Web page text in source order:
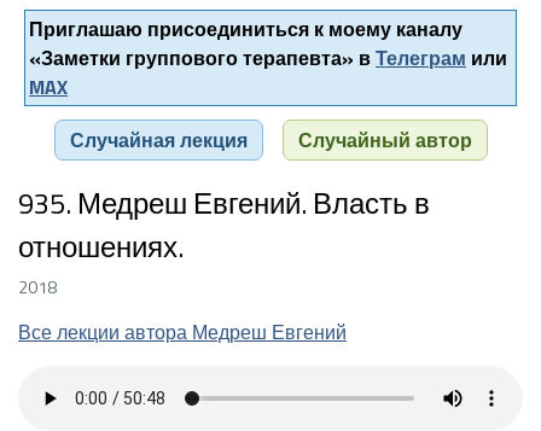
Приглашаю присоединиться к моему каналу
«Заметки группового терапевта» вТелеграм или
MAX
Случайная лекция
Случайный автор
935. Медреш Евгений. Власть в
отношениях.
2018
Все лекции автора Медреш Евгений